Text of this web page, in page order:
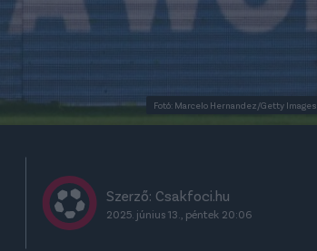
Fotó: Marcelo Hernandez/Getty Images
Szerző: Csakfoci.hu
2025. június 13., péntek 20:06